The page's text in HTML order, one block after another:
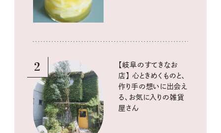
2
【岐阜のすてきなお
店】 心ときめくものと、
作り手の想いに出会え
る、お気に入りの雑貨
屋さん